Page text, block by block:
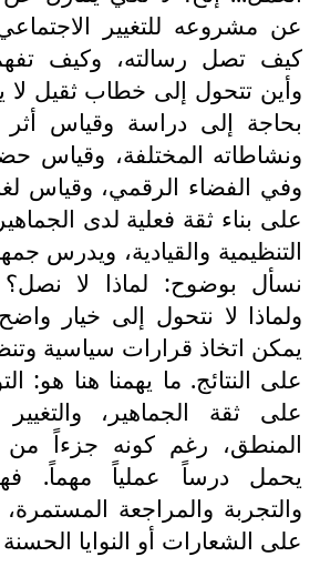
عن مشروعه للتغيير
كيف تصل رسالته، وكيف
وأين تتحول إلى خطاب ثقيل لا
بحاجة إلى دراسة وقياس أثر
ونشاطاته المختلفة، وقياس
وفي الفضاء الرقمي، وقياس
على بناء ثقة فعلية لدى
التنظيمية والقيادية، ويدرس
نسأل بوضوح: لماذا لا نصل؟
ولماذا لا نتحول إلى خيار
يمكن اتخاذ قرارات سياسية
على النتائج. ما يهمنا هنا هو:
على ثقة الجماهير،
المنطق، رغم كونه جزءاً من
يحمل درساً عملياً مهماً.
والتجربة والمراجعة المستمرة،
على الشعارات أو النوايا الحسنة